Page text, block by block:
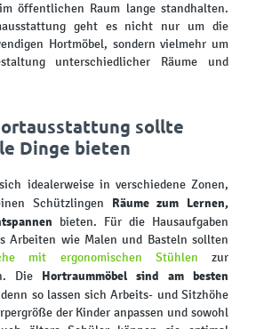
öffentlichen Raum lange standhalten.
geht es nicht nur um die
Hortmöbel, sondern vielmehr um
unterschiedlicher Räume und
sollte
Dinge bieten
idealerweise in verschiedene Zonen,
Schützlingen Räume zum Lernen,
bieten. Für die Hausaufgaben
Arbeiten wie Malen und Basteln sollten
mit ergonomischen Stühlen zur
Die Hortraummöbel sind am besten
so lassen sich Arbeits- und Sitzhöhe
der Kinder anpassen und sowohl